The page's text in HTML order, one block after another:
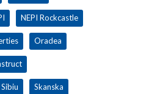
NEPI Rockcastle
Oradea
Sibiu Skanska